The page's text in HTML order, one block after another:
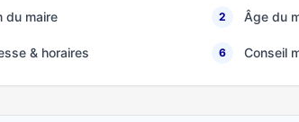
du maire 2 Âge du
& horaires 6 Conseil